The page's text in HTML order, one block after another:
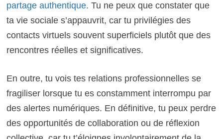
partage authentique. Tu ne peux que constater que
ta vie sociale s’appauvrit, car tu privilégies des
contacts virtuels souvent superficiels plutôt que des
rencontres réelles et significatives.
En outre, tu vois tes relations professionnelles se
fragiliser lorsque tu es constamment interrompu par
des alertes numériques. En définitive, tu peux perdre
des opportunités de collaboration ou de réflexion